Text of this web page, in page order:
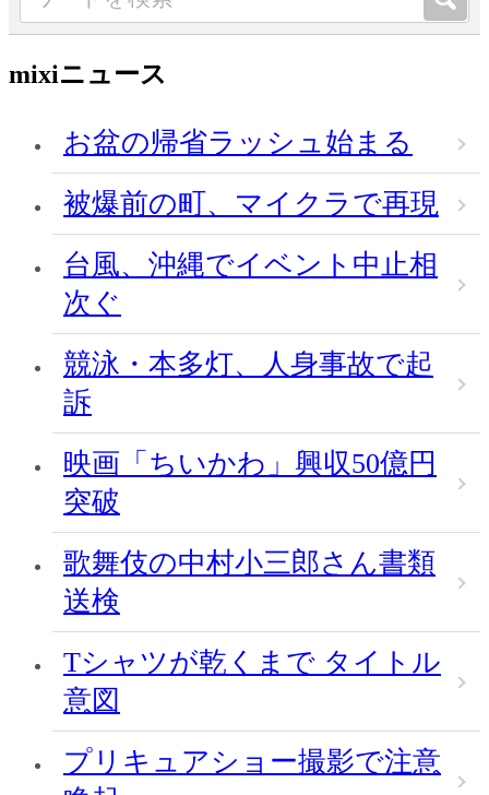
mixiニュース
お盆の帰省ラッシュ始まる
被爆前の町、マイクラで再現
台風、沖縄でイベント中止相
次ぐ
競泳・本多灯、人身事故で起
訴
映画「ちいかわ」興収50億円
突破
歌舞伎の中村小三郎さん書類
送検
Tシャツが乾くまで タイトル
意図
プリキュアショー撮影で注意